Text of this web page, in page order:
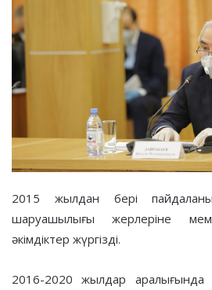
2015 жылдан бері
шаруашылығы жерлеріне
әкімдіктер жүргізді.
2016-2020 жылдар аралығында